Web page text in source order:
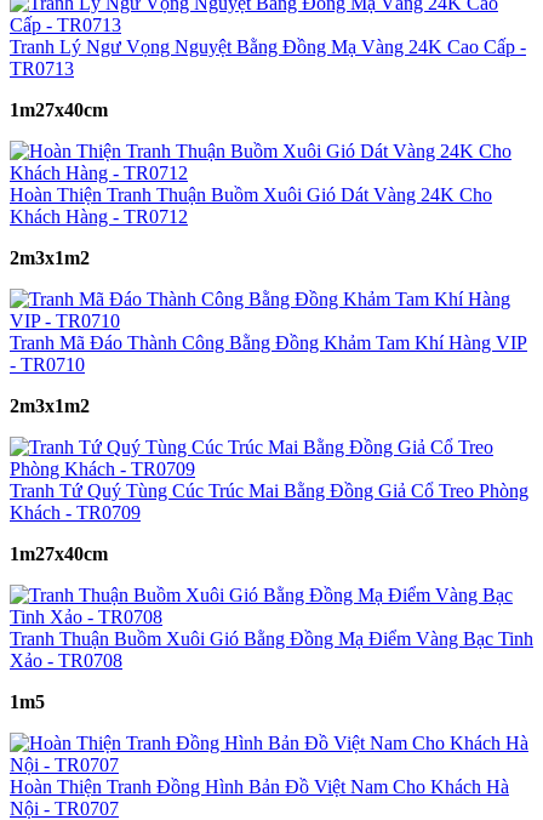
Tranh Lý Ngư Vọng Nguyệt Bằng Đồng Mạ Vàng 24K Cao Cấp -
TR0713
1m27x40cm
Hoàn Thiện Tranh Thuận Buồm Xuôi Gió Dát Vàng 24K Cho
Khách Hàng - TR0712
2m3x1m2
Tranh Mã Đáo Thành Công Bằng Đồng Khảm Tam Khí Hàng VIP
- TR0710
2m3x1m2
Tranh Tứ Quý Tùng Cúc Trúc Mai Bằng Đồng Giả Cổ Treo Phòng
Khách - TR0709
1m27x40cm
Tranh Thuận Buồm Xuôi Gió Bằng Đồng Mạ Điểm Vàng Bạc Tinh
Xảo - TR0708
1m5
Hoàn Thiện Tranh Đồng Hình Bản Đồ Việt Nam Cho Khách Hà
Nội - TR0707